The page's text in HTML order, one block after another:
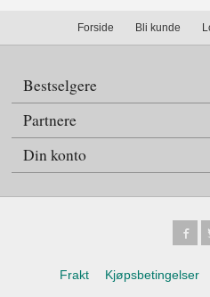
Forside Bli kunde
Bestselgere
Partnere
Din konto
Frakt Kjøpsbetingelser